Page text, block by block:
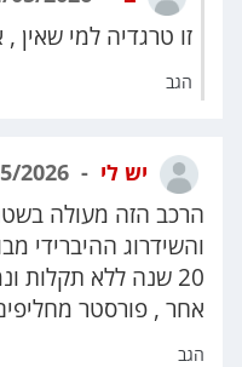
זו טרגדיה למי שאין
הגב
יש לי
הרכב הזה מעולה
והשידרוג ההיברידי
20 שנה ללא תקלות
אחר , פורסטר מחליפים כל 10 שנים , זה
הגב